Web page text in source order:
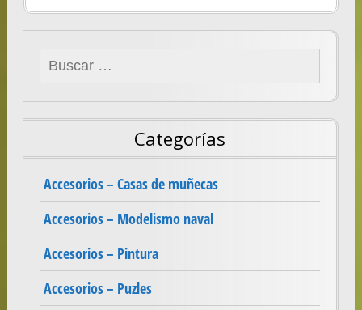
Buscar:
Categorías
Accesorios – Casas de muñecas
Accesorios – Modelismo naval
Accesorios – Pintura
Accesorios – Puzles